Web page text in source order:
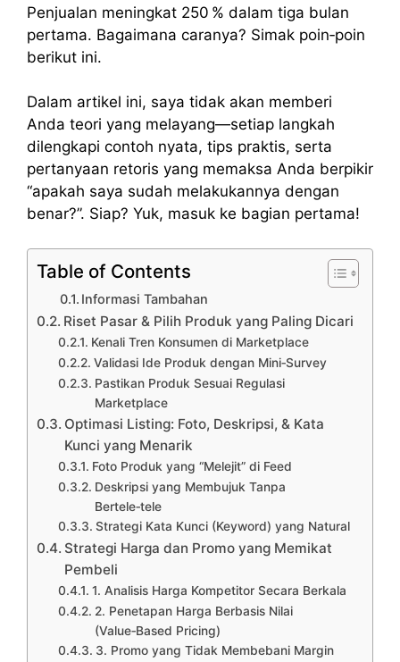
Penjualan meningkat 250 % dalam tiga bulan
pertama. Bagaimana caranya? Simak poin‑poin
berikut ini.
Dalam artikel ini, saya tidak akan memberi
Anda teori yang melayang—setiap langkah
dilengkapi contoh nyata, tips praktis, serta
pertanyaan retoris yang memaksa Anda berpikir
“apakah saya sudah melakukannya dengan
benar?”. Siap? Yuk, masuk ke bagian pertama!
Table of Contents
Informasi Tambahan
Riset Pasar & Pilih Produk yang Paling Dicari
Kenali Tren Konsumen di Marketplace
Validasi Ide Produk dengan Mini‑Survey
Pastikan Produk Sesuai Regulasi
Marketplace
Optimasi Listing: Foto, Deskripsi, & Kata
Kunci yang Menarik
Foto Produk yang “Melejit” di Feed
Deskripsi yang Membujuk Tanpa
Bertele‑tele
Strategi Kata Kunci (Keyword) yang Natural
Strategi Harga dan Promo yang Memikat
Pembeli
1. Analisis Harga Kompetitor Secara Berkala
2. Penetapan Harga Berbasis Nilai
(Value‑Based Pricing)
3. Promo yang Tidak Membebani Margin